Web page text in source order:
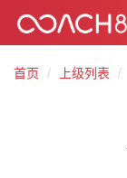
首页
上级列表